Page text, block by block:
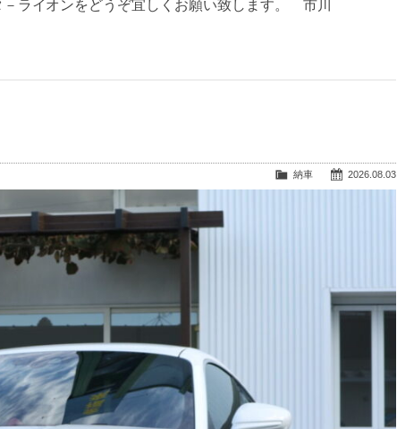
ライオンをどうぞ宜しくお願い致します。 市川
2026.08.03
納車